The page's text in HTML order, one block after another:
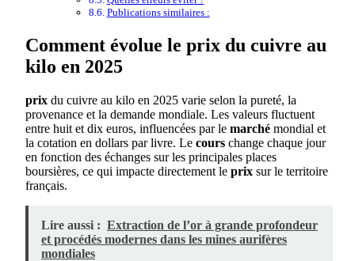
Publications similaires :
Comment évolue le prix du cuivre au
kilo en 2025
prix du cuivre au kilo en 2025 varie selon la pureté, la
provenance et la demande mondiale. Les valeurs fluctuent
entre huit et dix euros, influencées par le marché mondial et
la cotation en dollars par livre. Le cours change chaque jour
en fonction des échanges sur les principales places
boursières, ce qui impacte directement le prix sur le territoire
français.
Lire aussi : Extraction de l’or à grande profondeur
et procédés modernes dans les mines aurifères
mondiales